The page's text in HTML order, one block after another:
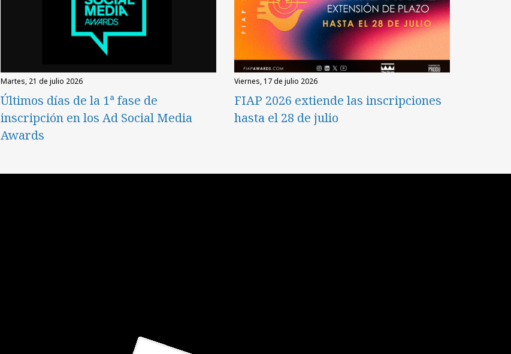
martes, 21 de julio 2026
Últimos días de la 1ª fase de
inscripción en los Ad Social Media
Awards
viernes, 17 de julio 2026
FIAP 2026 extiende las inscripciones
hasta el 28 de julio